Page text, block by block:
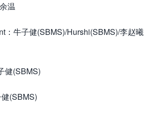
温
：牛子健(SBMS)/Hurshi(SBMS)/李赵曦
健(SBMS)
(SBMS)